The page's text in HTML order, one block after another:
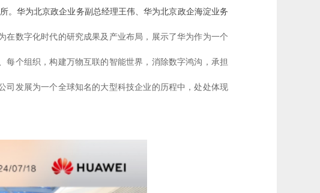
。华为北京政企业务副总经理王伟、华为北京政企海淀业务
在数字化时代的研究成果及产业布局，展示了华为作为一个
个组织，构建万物互联的智能世界，消除数字鸿沟，承担
司发展为一个全球知名的大型科技企业的历程中，处处体现